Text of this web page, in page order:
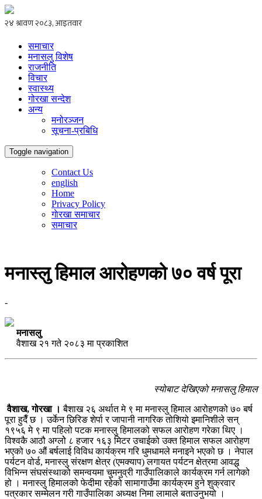
समाचार
मनासलु विशेष
राजनीति
विचार
स्वास्थ्य
गोरखा सन्देश
अन्य
मनोरञ्जन
सूचना-प्रबिधि
Toggle navigation
Contact Us
english
Home
Privacy Policy
गाेरखा समाचार
समाचार
मनास्लु हिमाल आरोहणको ७० वर्ष पूरा
-
मनासलु
वैशाख २१ गते २०८३ मा प्रकाशित
स्याेबाट देखिएकाे मनासलु हिमाल
वैशाख, गोरखा । बैशाख २६ अर्थात मे ९ मा मनास्लु हिमाल आरोहणको ७० बर्ष
पूरा हुदैँ छ । उर्केन छिरिङ शेर्पा र जापानी नागरिक तोशियो इमानिशीले सन्
१९५६ मे ९ मा पहिलो पटक मनास्लु हिमालको सफल आरोहण गरेका थिए ।
विश्वकै आठौ अग्लोे ८ हजार १६३ मिटर उचाईको उक्त हिमाल सफल आरोहण
भएको ७० औं बर्षलाई विविध कार्यक्रम गरि धुमधामले मनाइने भएको छ । नेपाल
पर्यटन वोर्ड, मनास्लु संरक्षण क्षेत्र (एमक्याप) लगायत पर्यटन क्षेत्रमा आवद्ध
विभिन्न संघसंस्थाको समन्वयमा चुमनुव्री गाउँपालिकाले कार्यक्रम गर्न लागेको
हो । मनास्लु हिमालको फेदीमा रहेको सामागाउँमा कार्यक्रम हुने शुक्रवार
पत्रकार सम्मेलन गरी गाउँपालिका अध्यक्ष निमा लामाले बताउनुभयो ।